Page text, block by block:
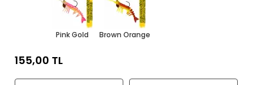
Pink Gold Brown Orange
155,00 TL